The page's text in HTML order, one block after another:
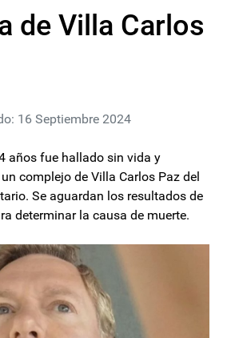
de Villa Carlos
16 Septiembre 2024
años fue hallado sin vida y
complejo de Villa Carlos Paz del
Se aguardan los resultados de
determinar la causa de muerte.